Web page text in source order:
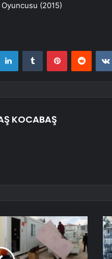
(2015)
LinkedInTumblr PinterestReddit
KOCABAŞ